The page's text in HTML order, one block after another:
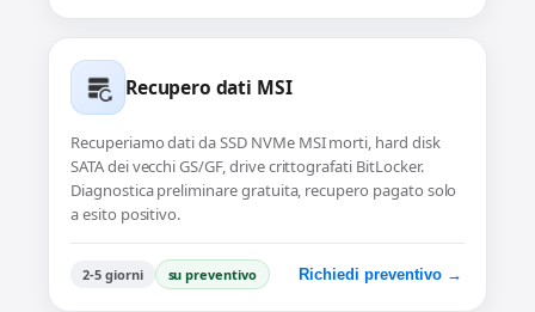
Recupero dati MSI
Recuperiamo dati da SSD NVMe MSI morti, hard disk
SATA dei vecchi GS/GF, drive crittografati BitLocker.
Diagnostica preliminare gratuita, recupero pagato solo
a esito positivo.
2-5 giorni su preventivo Richiedi preventivo →